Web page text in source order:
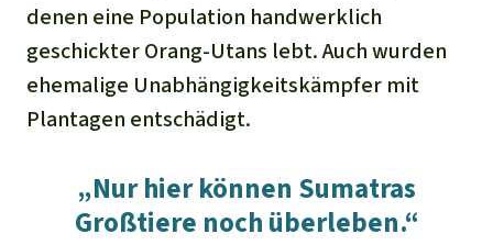
denen eine Population handwerklich
geschickter Orang-Utans lebt. Auch wurden
ehemalige Unabhängigkeitskämpfer mit
Plantagen entschädigt.
„Nur hier können Sumatras
Großtiere noch überleben.“